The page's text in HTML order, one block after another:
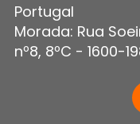
Portugal
Morada: Rua
nº8, 8ºC - 1600-